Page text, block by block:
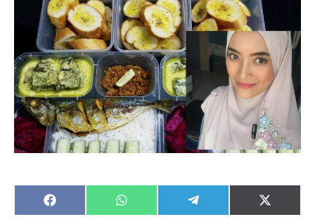
Share
on
Share
on
Share
on
Share
on